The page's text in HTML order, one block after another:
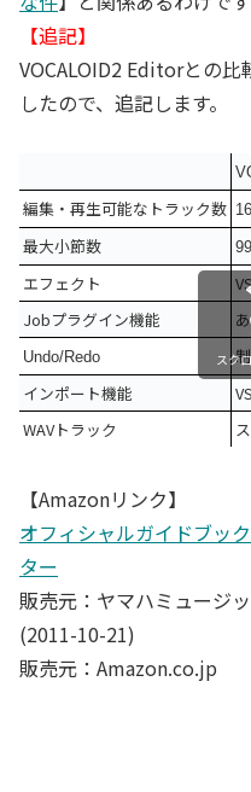
【追記】
VOCALOID2 Editorとの
したので、追記します。
編集・再生可能なトラック数 16
最大小節数
エフェクト
Jobプラグイン機能
Undo/Redo
インポート機能
WAVトラック
スク
【Amazonリンク】
オフィシャルガイドブッ
ター
販売元：ヤマハミュージ
(2011-10-21)
販売元：Amazon.co.jp